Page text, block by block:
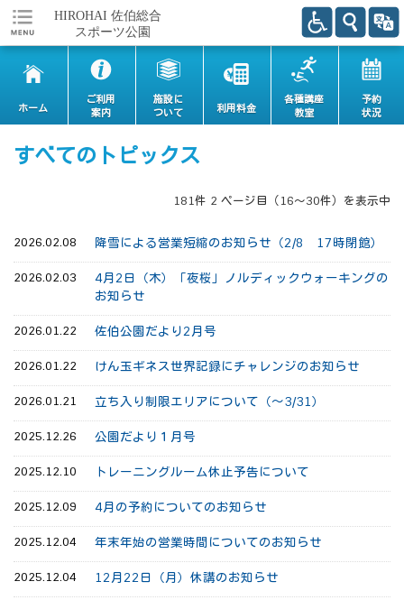
ホーム
ご利用
案内
施設に
ついて
利用料金
各種講座
教室
予約
状況
すべてのトピックス
181件 2 ページ目（16～30件）を表示中
2026.02.08 降雪による営業短縮のお知らせ（2/8 17時閉館）
2026.02.03
4月2日（木）「夜桜」ノルディックウォーキングの
お知らせ
2026.01.22 佐伯公園だより2月号
2026.01.22 けん玉ギネス世界記録にチャレンジのお知らせ
2026.01.21 立ち入り制限エリアについて（～3/31）
2025.12.26 公園だより１月号
2025.12.10 トレーニングルーム休止予告について
2025.12.09 4月の予約についてのお知らせ
2025.12.04 年末年始の営業時間についてのお知らせ
2025.12.04 12月22日（月）休講のお知らせ